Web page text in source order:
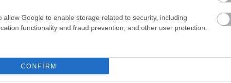
allow Google to enable storage related to security, including
functionality and fraud prevention, and other user protection.
CONFIRM